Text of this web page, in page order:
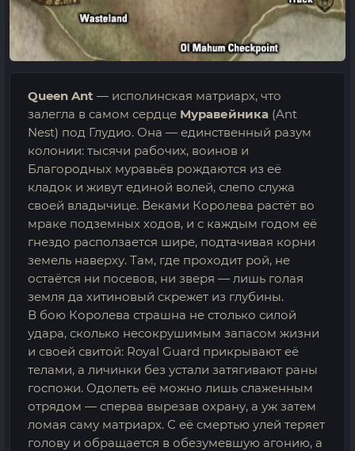
Queen Ant — исполинская матриарх, что
залегла в самом сердце Муравейника (Ant
Nest) под Глудио. Она — единственный разум
колонии: тысячи рабочих, воинов и
Благородных муравьёв рождаются из её
кладок и живут единой волей, слепо служа
своей владычице. Веками Королева растёт во
мраке подземных ходов, и с каждым годом её
гнездо расползается шире, подтачивая корни
земель наверху. Там, где проходит рой, не
остаётся ни посевов, ни зверя — лишь голая
земля да хитиновый скрежет из глубины.
В бою Королева страшна не столько силой
удара, сколько несокрушимым запасом жизни
и своей свитой: Royal Guard прикрывают её
телами, а личинки без устали затягивают раны
госпожи. Одолеть её можно лишь слаженным
отрядом — сперва вырезав охрану, а уж затем
ломая саму матриарх. С её смертью улей теряет
голову и обращается в обезумевшую агонию, а